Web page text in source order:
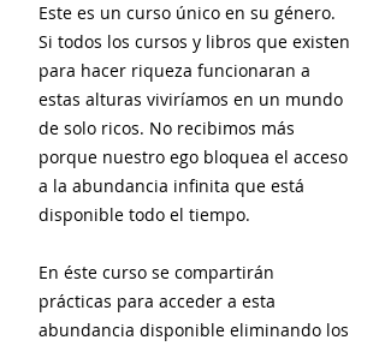
Este es un curso único en su género.
Si todos los cursos y libros que existen
para hacer riqueza funcionaran a
estas alturas viviríamos en un mundo
de solo ricos. No recibimos más
porque nuestro ego bloquea el acceso
a la abundancia infinita que está
disponible todo el tiempo.
En éste curso se compartirán
prácticas para acceder a esta
abundancia disponible eliminando los